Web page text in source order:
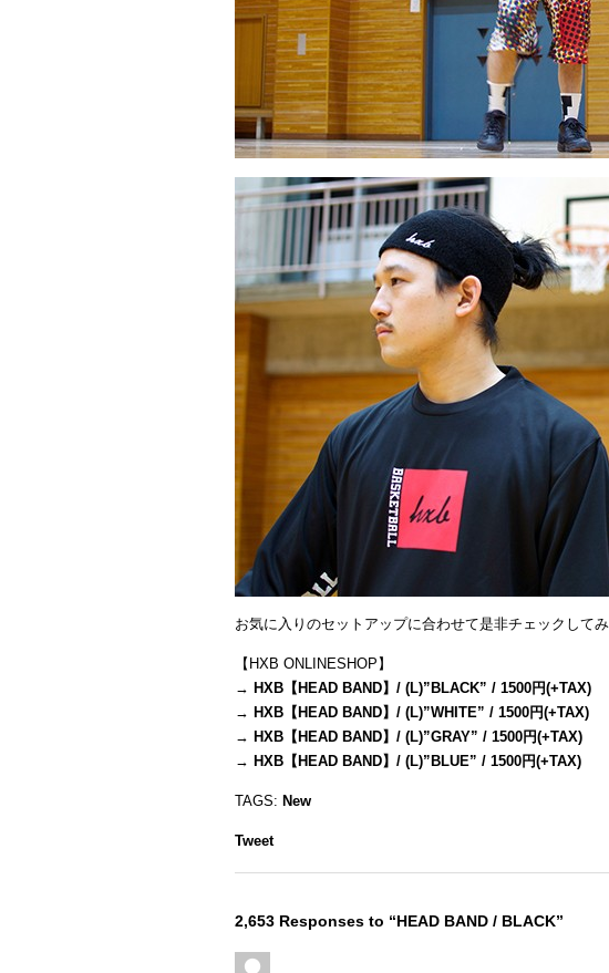
お気に入りのセットアップに合わせて是非チェックしてみ
【HXB ONLINESHOP】
→ HXB【HEAD BAND】/ (L)”BLACK” / 1500円(+TAX)
→ HXB【HEAD BAND】/ (L)”WHITE” / 1500円(+TAX)
→ HXB【HEAD BAND】/ (L)”GRAY” / 1500円(+TAX)
→ HXB【HEAD BAND】/ (L)”BLUE” / 1500円(+TAX)
TAGS: New
Tweet
2,653 Responses to “HEAD BAND / BLACK”